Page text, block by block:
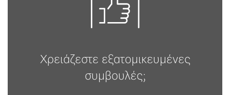
Χρειάζεστε εξατομικευμένες
συμβουλές;